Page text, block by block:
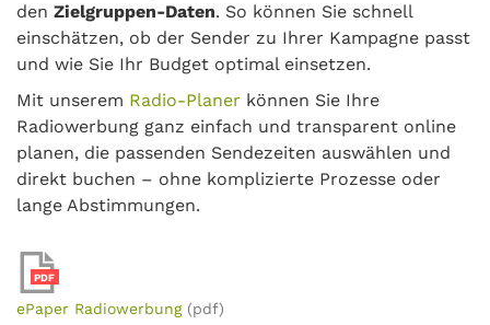
den Zielgruppen-Daten. So können Sie schnell
einschätzen, ob der Sender zu Ihrer Kampagne passt
und wie Sie Ihr Budget optimal einsetzen.
Mit unserem Radio-Planer können Sie Ihre
Radiowerbung ganz einfach und transparent online
planen, die passenden Sendezeiten auswählen und
direkt buchen – ohne komplizierte Prozesse oder
lange Abstimmungen.
PDF
ePaper Radiowerbung (pdf)